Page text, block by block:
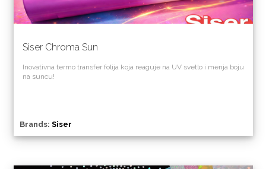
Siser Chroma Sun
Inovativna termo transfer folija koja reaguje na UV svetlo i menja boju
na suncu!
Brands: Siser